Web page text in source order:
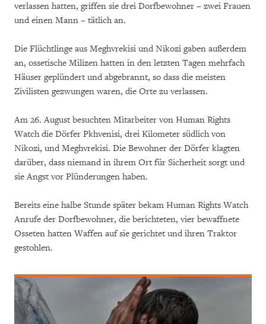
verlassen hatten, griffen sie drei Dorfbewohner – zwei Frauen
und einen Mann – tätlich an.
Die Flüchtlinge aus Meghvrekisi und Nikozi gaben außerdem
an, ossetische Milizen hatten in den letzten Tagen mehrfach
Häuser geplündert und abgebrannt, so dass die meisten
Zivilisten gezwungen waren, die Orte zu verlassen.
Am 26. August besuchten Mitarbeiter von Human Rights
Watch die Dörfer Pkhvenisi, drei Kilometer südlich von
Nikozi, und Meghvrekisi. Die Bewohner der Dörfer klagten
darüber, dass niemand in ihrem Ort für Sicherheit sorgt und
sie Angst vor Plünderungen haben.
Bereits eine halbe Stunde später bekam Human Rights Watch
Anrufe der Dorfbewohner, die berichteten, vier bewaffnete
Osseten hatten Waffen auf sie gerichtet und ihren Traktor
gestohlen.